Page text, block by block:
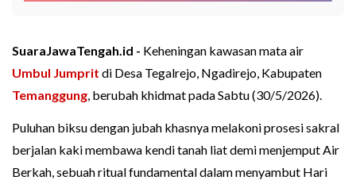
SuaraJawaTengah.id - Keheningan kawasan mata air
Umbul Jumprit di Desa Tegalrejo, Ngadirejo, Kabupaten
Temanggung, berubah khidmat pada Sabtu (30/5/2026).
Puluhan biksu dengan jubah khasnya melakoni prosesi sakral
berjalan kaki membawa kendi tanah liat demi menjemput Air
Berkah, sebuah ritual fundamental dalam menyambut Hari